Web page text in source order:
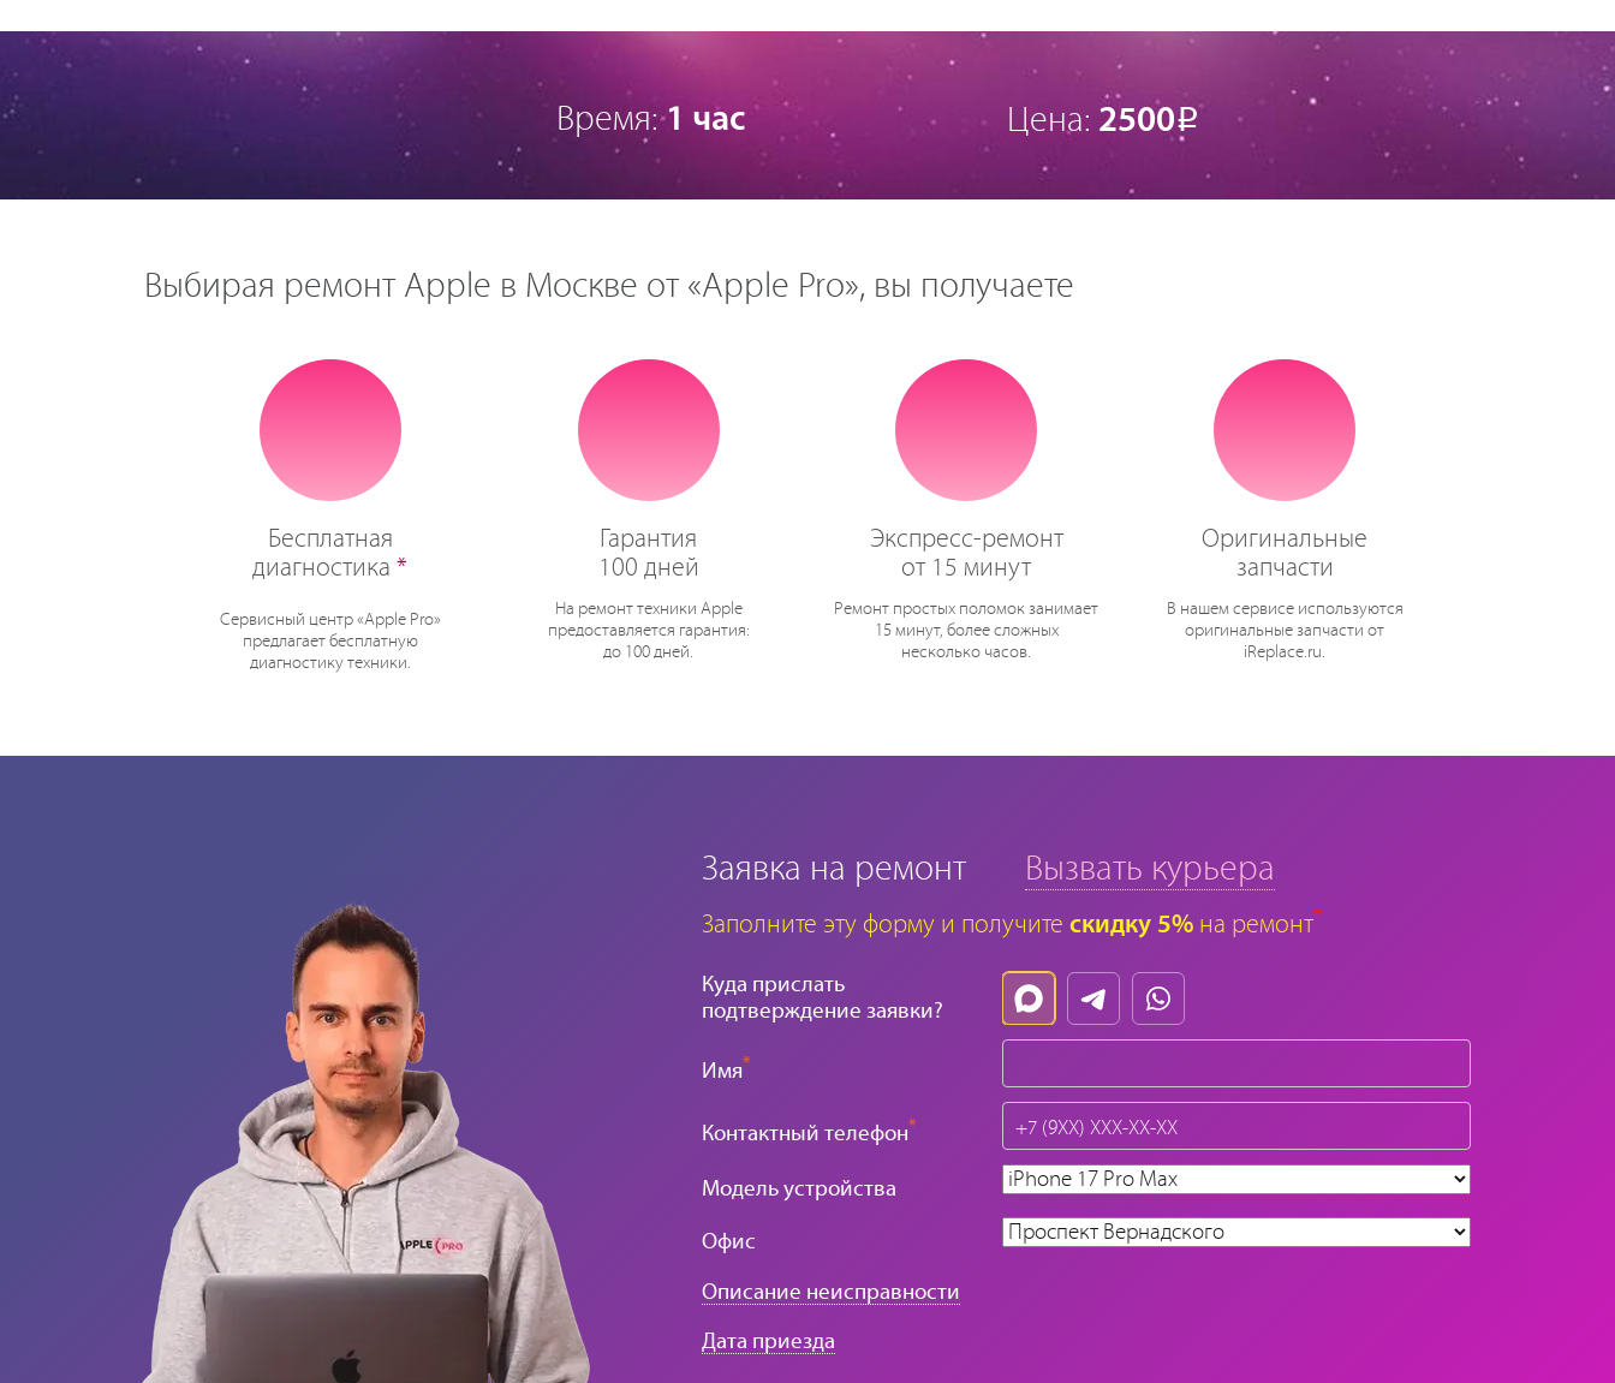
Время:1 час Цена: 2500Р
Выбирая ремонт Apple в Москве от «Apple Pro», вы получаете
Бесплатная
диагностика*
Сервисный центр «Apple Pro»
предлагает бесплатную
диагностику техники.
Гарантия
100 дней
На ремонт техники Apple
предоставляется гарантия:
до 100 дней.
Экспресс-ремонт
от 15 минут
Ремонт простых поломок занимает
15 минут, более сложных
несколько часов.
Оригинальные
запчасти
В нашем сервисе используются
оригинальные запчасти от
iReplace.ru.
Заявка на ремонт Вызвать курьера
Заполните эту форму и получите скидку 5% на ремонт*
Куда прислать
подтверждение заявки?
Имя*
Контактный телефон*
Модель устройства
Офис
Описание неисправности
Дата приезда